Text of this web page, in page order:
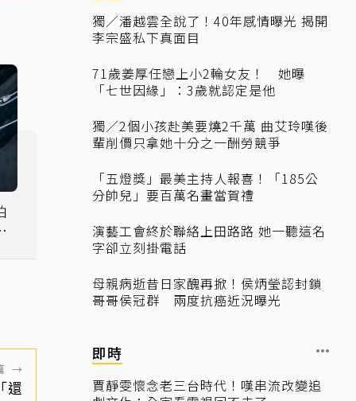
→
還
獨／潘越雲全說了！40年感情曝光 揭開
李宗盛私下真面目
71歲姜厚任戀上小2輪女友！ 她曝
「七世因緣」：3歲就認定是他
獨／2個小孩赴美要燒2千萬 曲艾玲嘆後
輩削價只拿她十分之一酬勞競爭
「五燈獎」最美主持人報喜！「185公
分帥兒」要百萬名畫當賀禮
演藝工會終於聯絡上田路路 她一聽這名
字卻立刻掛電話
母親病逝昔日家醜再掀！侯炳瑩認封鎖
哥哥侯冠群 兩度抗癌近況曝光
即時
賈靜雯懷念老三台時代！嘆串流改變追